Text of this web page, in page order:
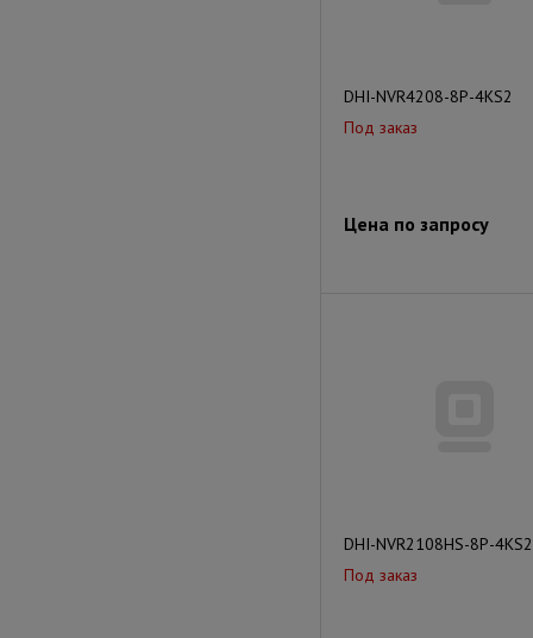
DHI-NVR4208-8P-4KS2
Под заказ
Цена по запросу
DHI-NVR2108HS-8P-4KS2
Под заказ